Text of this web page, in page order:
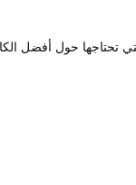
تحتاجها حول أفضل